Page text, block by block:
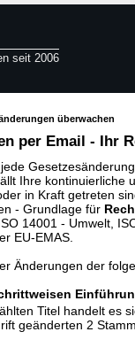
seit 2006
überwachen
per Email - Ihr
Ihre kontinuierliche
in Kraft getreten
- Grundlage für
14001 - Umwelt,
EU-EMAS.
Änderungen der
Titel handelt es
geänderten 2